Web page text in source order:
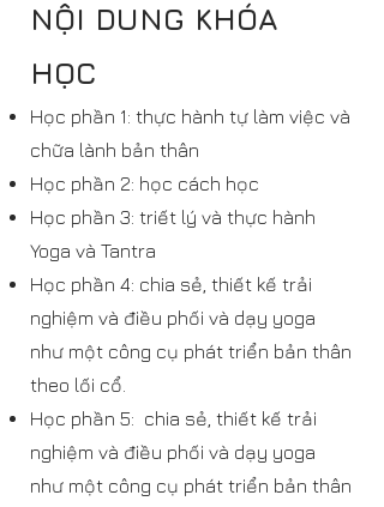
NỘI DUNG KHÓA
HỌC
Học phần 1: thực hành tự làm việc và
chữa lành bản thân
Học phần 2: học cách học
Học phần 3: triết lý và thực hành
Yoga và Tantra
Học phần 4: chia sẻ, thiết kế trải
nghiệm và điều phối và dạy yoga
như một công cụ phát triển bản thân
theo lối cổ.
Học phần 5: chia sẻ, thiết kế trải
nghiệm và điều phối và dạy yoga
như một công cụ phát triển bản thân